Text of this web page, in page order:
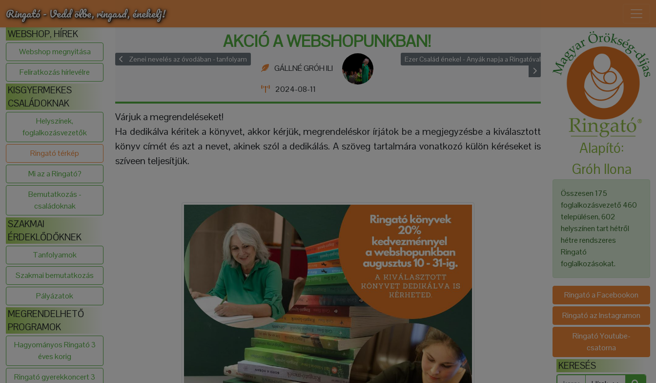
Ringató - Vedd ölbe, ringasd, énekelj!
WEBSHOP, HÍREK
Webshop megnyitása
Feliratkozás hírlevélre
KISGYERMEKES
CSALÁDOKNAK
Helyszínek,
foglalkozásvezetők
Ringató térkép
Mi az a Ringató?
Bemutatkozás -
családoknak
SZAKMAI
ÉRDEKLŐDŐKNEK
Tanfolyamok
Szakmai bemutatkozás
Pályázatok
MEGRENDELHETŐ
PROGRAMOK
Hagyományos Ringató 3
éves korig
Ringató gyerekkoncert 3
AKCIÓ A WEBSHOPUNKBAN!
Zenei nevelés az óvodában - tanfolyam
GÁLLNÉ GRÓH ILI
2024-08-11
Ezer Család énekel - Anyák napja a Ringatóval
Várjuk a megrendeléseket!
Ha dedikálva kéritek a könyvet, akkor kérjük, megrendeléskor írjátok be a megjegyzésbe a kiválasztott
könyv címét és azt a nevet, akinek szól a dedikálás. A szöveg tartalmára vonatkozó külön kéréseket is
szíveen teljesítjük.
Alapító:
Gróh Ilona
Összesen 175
foglalkozásvezető 460
településen, 602
helyszínen tart hétről
hétre rendszeres
Ringató
foglalkozásokat.
Ringató a Facebookon
Ringató az Instagramon
Ringató Youtube-
csatorna
KERESÉS